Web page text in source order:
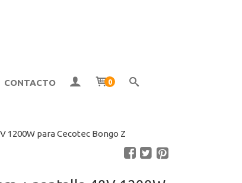
CONTACTO 0
1200W para Cecotec Bongo Z